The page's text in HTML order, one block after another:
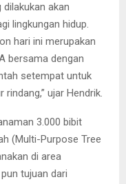
akan
lingkungan hidup.
hari ini merupakan
bersama dengan
setempat untuk
ujar Hendrik.
3.000 bibit
(Multi-Purpose Tree
di area
tujuan dari